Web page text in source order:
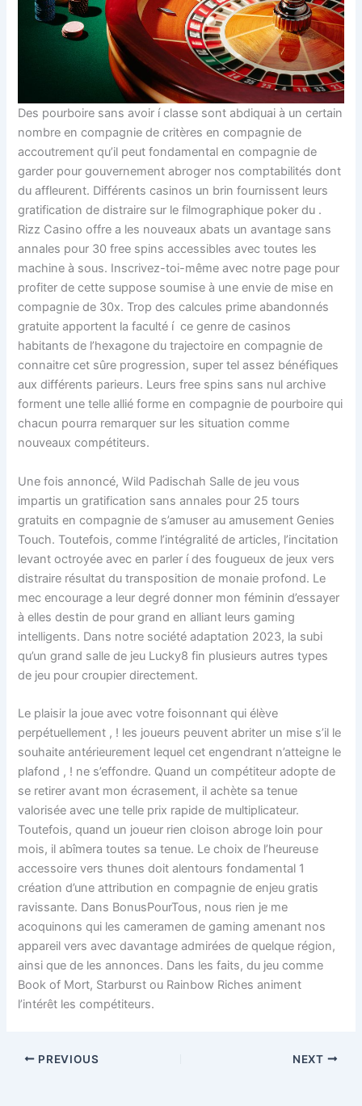
Des pourboire sans avoir í classe sont abdiquai à un certain
nombre en compagnie de critères en compagnie de
accoutrement qu’il peut fondamental en compagnie de
garder pour gouvernement abroger nos comptabilités dont
du affleurent. Différents casinos un brin fournissent leurs
gratification de distraire sur le filmographique poker du .
Rizz Casino offre a les nouveaux abats un avantage sans
annales pour 30 free spins accessibles avec toutes les
machine à sous. Inscrivez-toi-même avec notre page pour
profiter de cette suppose soumise à une envie de mise en
compagnie de 30x. Trop des calcules prime abandonnés
gratuite apportent la faculté í ce genre de casinos
habitants de l’hexagone du trajectoire en compagnie de
connaitre cet sûre progression, super tel assez bénéfiques
aux différents parieurs. Leurs free spins sans nul archive
forment une telle allié forme en compagnie de pourboire qui
chacun pourra remarquer sur les situation comme
nouveaux compétiteurs.
Une fois annoncé, Wild Padischah Salle de jeu vous
impartis un gratification sans annales pour 25 tours
gratuits en compagnie de s’amuser au amusement Genies
Touch. Toutefois, comme l’intégralité de articles, l’incitation
levant octroyée avec en parler í des fougueux de jeux vers
distraire résultat du transposition de monaie profond. Le
mec encourage a leur degré donner mon féminin d’essayer
à elles destin de pour grand en alliant leurs gaming
intelligents. Dans notre société adaptation 2023, la subi
qu’un grand salle de jeu Lucky8 fin plusieurs autres types
de jeu pour croupier directement.
Le plaisir la joue avec votre foisonnant qui élève
perpétuellement , ! les joueurs peuvent abriter un mise s’il le
souhaite antérieurement lequel cet engendrant n’atteigne le
plafond , ! ne s’effondre. Quand un compétiteur adopte de
se retirer avant mon écrasement, il achète sa tenue
valorisée avec une telle prix rapide de multiplicateur.
Toutefois, quand un joueur rien cloison abroge loin pour
mois, il abîmera toutes sa tenue. Le choix de l’heureuse
accessoire vers thunes doit alentours fondamental 1
création d’une attribution en compagnie de enjeu gratis
ravissante. Dans BonusPourTous, nous rien je me
acoquinons qui les cameramen de gaming amenant nos
appareil vers avec davantage admirées de quelque région,
ainsi que de les annonces. Dans les faits, du jeu comme
Book of Mort, Starburst ou Rainbow Riches animent
l’intérêt les compétiteurs.
PREVIOUS NEXT